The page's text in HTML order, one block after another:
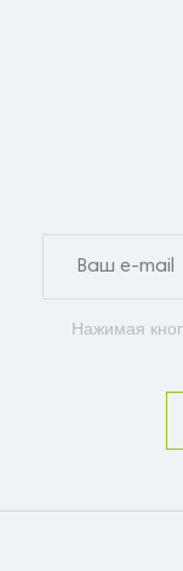
Нажимая